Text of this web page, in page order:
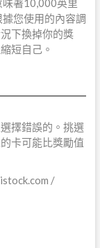
著10,000英里
您使用的內容調
下換掉你的獎
短自己。
擇錯誤的。挑選
卡可能比獎勵值
/